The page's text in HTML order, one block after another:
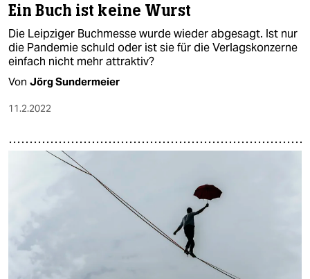
Ein Buch ist keine Wurst
Die Leipziger Buchmesse wurde wieder abgesagt. Ist nur
die Pandemie schuld oder ist sie für die Verlagskonzerne
einfach nicht mehr attraktiv?
Von Jörg Sundermeier
11.2.2022